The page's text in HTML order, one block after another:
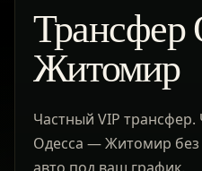
Житомир
Частный VIP
Одесса — Житомир без